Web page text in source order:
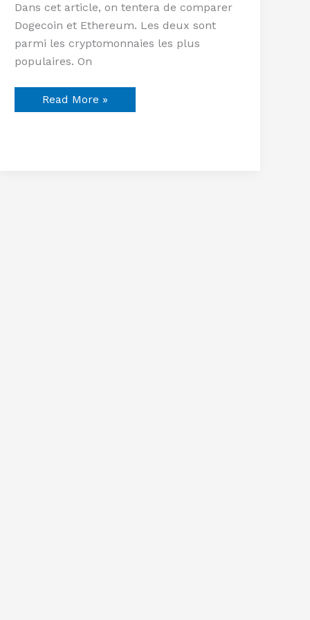
Dans cet article, on tentera de comparer
Dogecoin et Ethereum. Les deux sont
parmi les cryptomonnaies les plus
populaires. On
Read More »